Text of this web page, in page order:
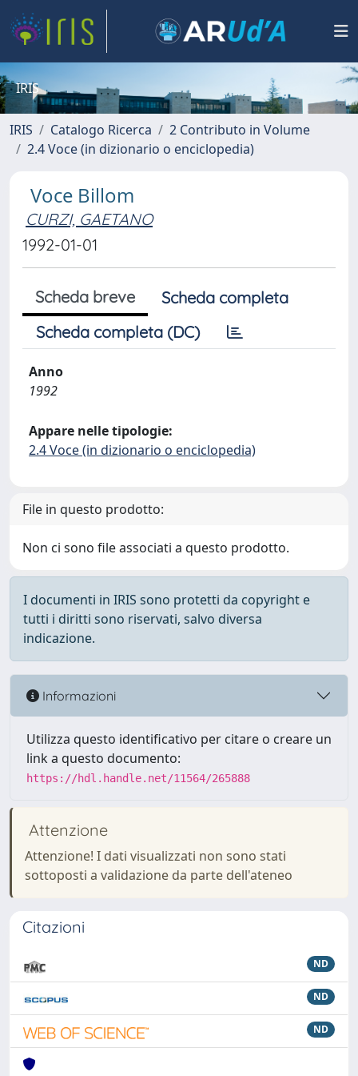
IRIS
IRIS Catalogo Ricerca
2 Contributo in Volume
2.4 Voce (in dizionario o enciclopedia)
Voce Billom
CURZI, GAETANO
1992-01-01
Scheda breve
Scheda completa
Scheda completa (DC)
Anno
1992
Appare nelle tipologie:
2.4 Voce (in dizionario o enciclopedia)
File in questo prodotto:
Non ci sono file associati a questo prodotto.
I documenti in IRIS sono protetti da copyright e
tutti i diritti sono riservati, salvo diversa
indicazione.
Informazioni
Utilizza questo identificativo per citare o creare un
link a questo documento:
https://hdl.handle.net/11564/265888
Attenzione
Attenzione! I dati visualizzati non sono stati
sottoposti a validazione da parte dell'ateneo
Citazioni
ND
ND
ND